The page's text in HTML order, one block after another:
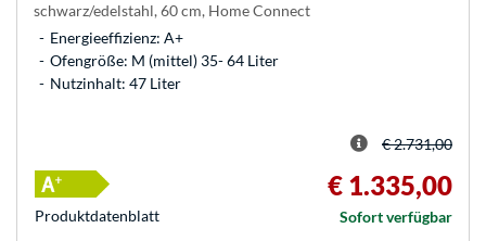
schwarz/edelstahl, 60 cm, Home Connect
Energieeffizienz: A+
Ofengröße: M (mittel) 35- 64 Liter
Nutzinhalt: 47 Liter
€ 2.731,00
€ 1.335,00
Sofort verfügbar
Produkt­datenblatt